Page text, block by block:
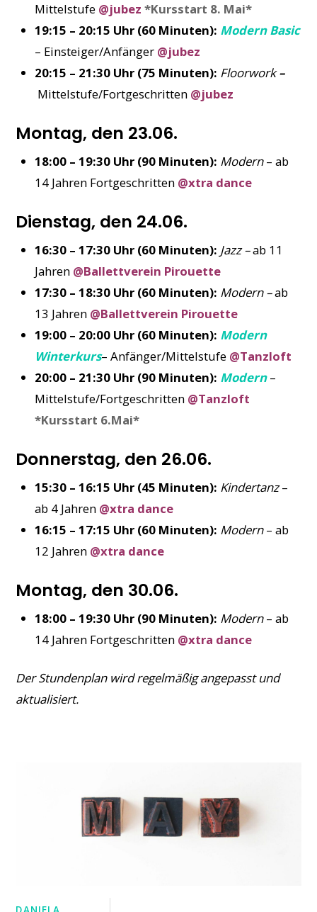
Mittelstufe @jubez *Kursstart 8. Mai*
19:15 – 20:15 Uhr (60 Minuten): Modern Basic
– Einsteiger/Anfänger @jubez
20:15 – 21:30 Uhr (75 Minuten): Floorwork–
Mittelstufe/Fortgeschritten @jubez
Montag, den 23.06.
18:00 – 19:30 Uhr (90 Minuten): Modern– ab
14 Jahren Fortgeschritten @xtra dance
Dienstag, den 24.06.
16:30 – 17:30 Uhr (60 Minuten): Jazz –ab 11
Jahren @Ballettverein Pirouette
17:30 – 18:30 Uhr (60 Minuten): Modern –ab
13 Jahren @Ballettverein Pirouette
19:00 – 20:00 Uhr (60 Minuten): Modern
Winterkurs– Anfänger/Mittelstufe @Tanzloft
20:00 – 21:30 Uhr (90 Minuten): Modern–
Mittelstufe/Fortgeschritten @Tanzloft
*Kursstart 6.Mai*
Donnerstag, den 26.06.
15:30 – 16:15 Uhr (45 Minuten): Kindertanz–
ab 4 Jahren @xtra dance
16:15 – 17:15 Uhr (60 Minuten): Modern– ab
12 Jahren @xtra dance
Montag, den 30.06.
18:00 – 19:30 Uhr (90 Minuten): Modern– ab
14 Jahren Fortgeschritten @xtra dance
Der Stundenplan wird regelmäßig angepasst und
aktualisiert.